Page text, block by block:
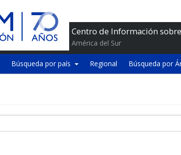
Centro de Información
América del Sur
Búsqueda por país Regional Búsqueda por